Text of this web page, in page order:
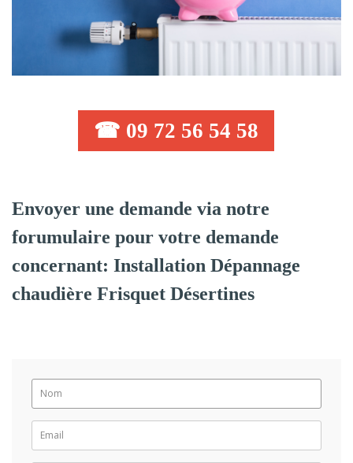
☎ 09 72 56 54 58
Envoyer une demande via notre
forumulaire pour votre demande
concernant: Installation Dépannage
chaudière Frisquet Désertines